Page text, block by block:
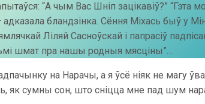
“А чым Вас Шніп зацікавіў?” “Гэта
бландзінка. Сёння Міхась быў у
Ліляй Сасноўскай і папрасіў
шмат пра нашы родныя мясціны”…
на Нарачы, а я ўсё ніяк не магу
як сумны сон, што сніцца мне пад шум